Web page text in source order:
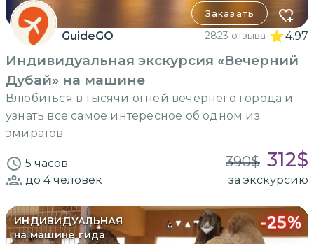
Заказать
GuideGO 2823 отзыва 4.97
Индивидуальная экскурсия «Вечерний
Дубай» на машине
Влюбиться в тысячи огней вечернего города и
узнать все самое интересное об одном из
эмиратов
5 часов 390$ 312$
до 4человек за экскурсию
ИНДИВИДУАЛЬНАЯ
на машине гида
-25%